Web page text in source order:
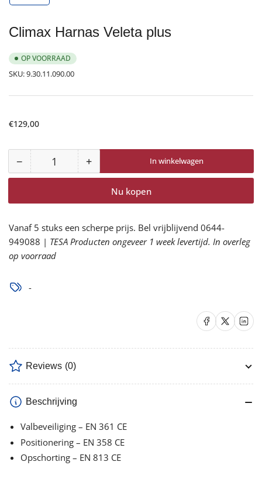
galerijweergave
Climax Harnas Veleta plus
OP VOORRAAD
SKU:9.30.11.090.00
Normale
€129,00
−Aantal
voor
Veleta
plus
verlagen
Aantal +Aantal
voor
Climax
Veleta
plus
verhogen
In winkelwagen
Nu kopen
Vanaf 5 stuks een scherpe prijs. Bel vrijblijvend 0644-
949088 | TESA Producten ongeveer 1 week levertijd. In overleg
op voorraad
-
Delen op Facebook
Delen op X Delen
Reviews (0)
Beschrijving
Valbeveiliging – EN 361 CE
Positionering – EN 358 CE
Opschorting – EN 813 CE